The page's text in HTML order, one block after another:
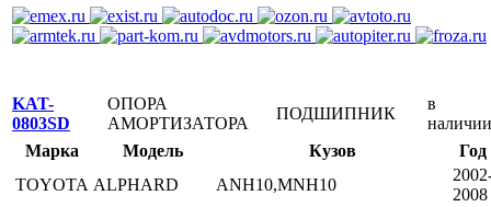
KAT-
0803SD
ОПОРА
АМОРТИЗАТОРА
ПОДШИПНИК
в
наличии
Марка
Модель Кузов
Год
TOYOTA ALPHARD ANH10,MNH10
2008